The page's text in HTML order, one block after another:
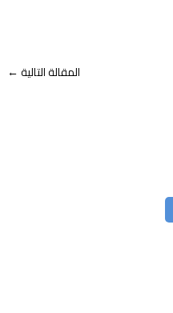
المقالة التالية←